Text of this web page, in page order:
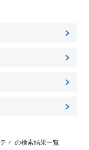
ィ の検索結果一覧